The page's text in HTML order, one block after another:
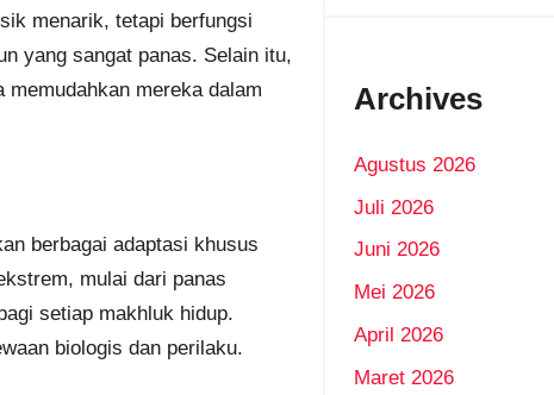
menarik, tetapi berfungsi
yang sangat panas. Selain itu,
mereka dalam
berbagai adaptasi khusus
mulai dari panas
setiap makhluk hidup.
biologis dan perilaku.
Archives
Agustus 2026
Juli 2026
Juni 2026
Mei 2026
April 2026
Maret 2026